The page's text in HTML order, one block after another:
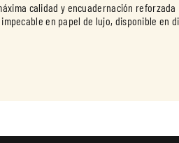
calidad y encuadernación
en papel de lujo, disponible en